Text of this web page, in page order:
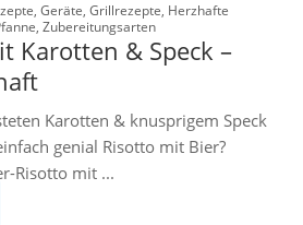
, Geräte, Grillrezepte, Herzhafte
, Zubereitungsarten
Karotten & Speck –
Karotten & knusprigem Speck
genial Risotto mit Bier?
Risotto mit ...